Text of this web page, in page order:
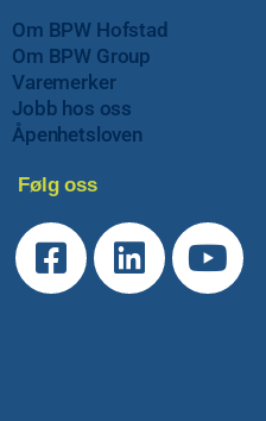
Om BPW Hofstad
Om BPW Group
Varemerker
Jobb hos oss
Åpenhetsloven
Følg oss